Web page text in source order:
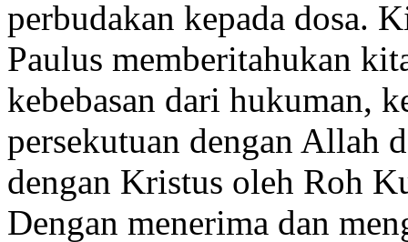
perbudakan kepada dosa.
Paulus memberitahukan
kebebasan dari hukuman,
persekutuan dengan Allah
dengan Kristus oleh Roh
Dengan menerima dan